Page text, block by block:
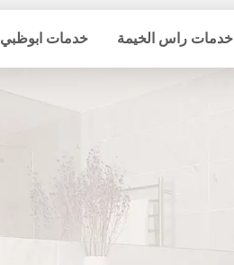
خدمات راس الخيمة خدمات ابوظبي